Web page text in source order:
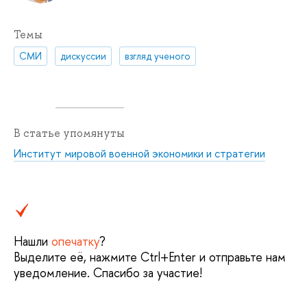
Темы
СМИ дискуссии взгляд ученого
В статье упомянуты
Институт мировой военной экономики и стратегии
Нашли опечатку?
Выделите её, нажмите Ctrl+Enter и отправьте нам
уведомление. Спасибо за участие!